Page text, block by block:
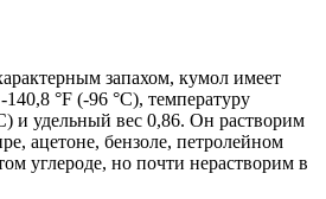
запахом, кумол имеет
°F (-96 °C), температуру
и удельный вес 0,86. Он растворим
ацетоне, бензоле, петролейном
углероде, но почти нерастворим в